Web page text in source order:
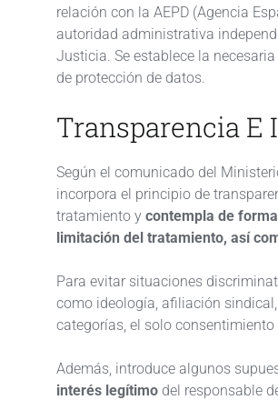
relación con la AEPD (Agencia
autoridad administrativa
Justicia. Se establece la
de protección de datos.
Transparencia
Según el comunicado del
incorpora el principio de
tratamiento y contempla de
limitación del tratamiento, así
Para evitar situaciones
como ideología, afiliación
categorías, el solo
Además, introduce algunos
interés legítimo del responsable